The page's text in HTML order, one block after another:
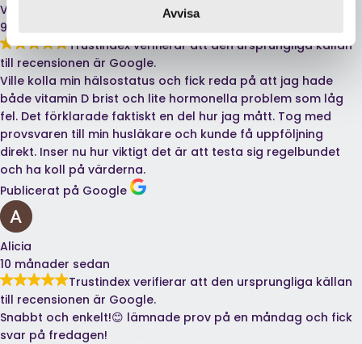
Avvisa
Vincent Fjällberg
9 månader sedan
Trustindex verifierar att den ursprungliga källan
till recensionen är Google.
Ville kolla min hälsostatus och fick reda på att jag hade
både vitamin D brist och lite hormonella problem som låg
fel. Det förklarade faktiskt en del hur jag mått. Tog med
provsvaren till min husläkare och kunde få uppföljning
direkt. Inser nu hur viktigt det är att testa sig regelbundet
och ha koll på värderna.
Publicerat på Google
Alicia
10 månader sedan
Trustindex verifierar att den ursprungliga källan
till recensionen är Google.
Snabbt och enkelt!😊 lämnade prov på en måndag och fick
svar på fredagen!